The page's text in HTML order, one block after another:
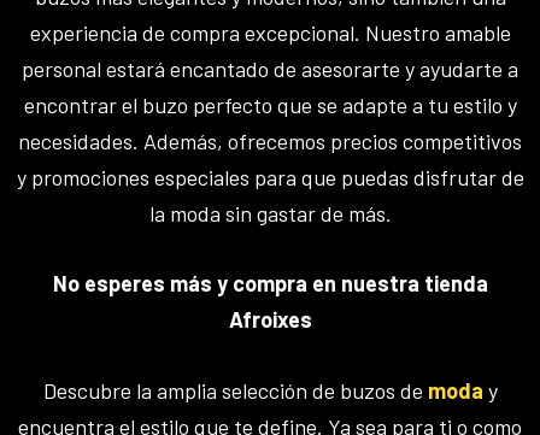
experiencia de compra excepcional. Nuestro amable
personal estará encantado de asesorarte y ayudarte a
encontrar el buzo perfecto que se adapte a tu estilo y
necesidades. Además, ofrecemos precios competitivos
y promociones especiales para que puedas disfrutar de
la moda sin gastar de más.
No esperes más y compra en nuestra tienda
Afroixes
Descubre la amplia selección de buzos de moda y
encuentra el estilo que te define. Ya sea para ti o como